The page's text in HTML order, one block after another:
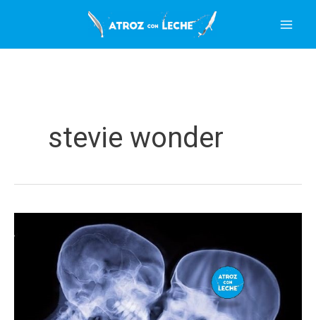
contenido
stevie wonder